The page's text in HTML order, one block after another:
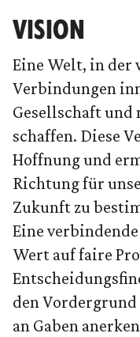
VISION
Eine Welt, in der
Verbindungen
Gesellschaft
schaffen. Diese
Hoffnung und
Richtung für
Zukunft zu
Eine
Wert auf faire
den
an Gaben